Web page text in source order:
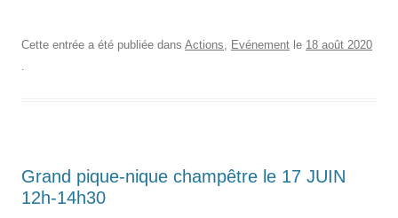
Cette entrée a été publiée dans Actions, Evénement le 18 août 2020
.
Grand pique-nique champêtre le 17 JUIN
12h-14h30